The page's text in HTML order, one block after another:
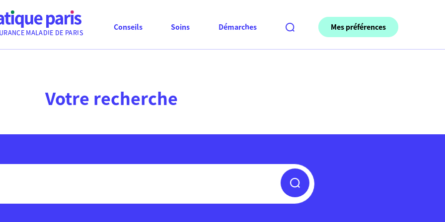
MALADIE DE PARIS
Conseils Soins Démarches Mes préférences
Votre recherche